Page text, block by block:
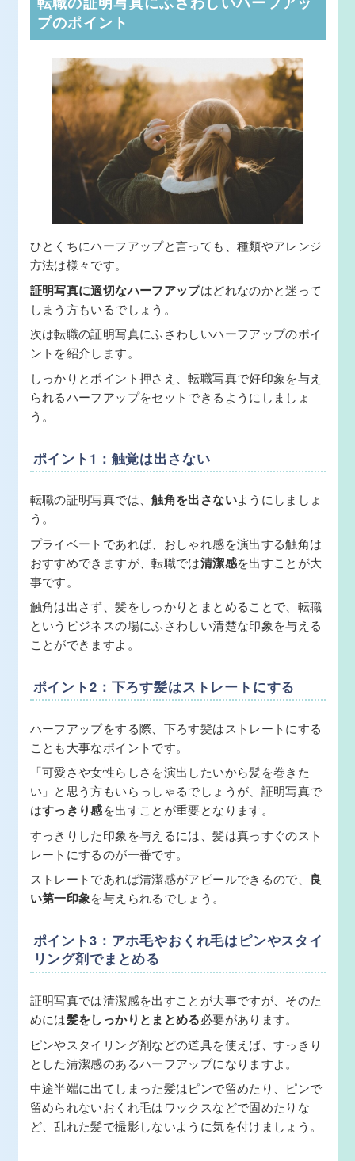
プのポイント
ひとくちにハーフアップと言っても、種類やアレンジ
方法は様々です。
証明写真に適切なハーフアップはどれなのかと迷って
しまう方もいるでしょう。
次は転職の証明写真にふさわしいハーフアップのポイ
ントを紹介します。
しっかりとポイント押さえ、転職写真で好印象を与え
られるハーフアップをセットできるようにしましょ
う。
ポイント1：触覚は出さない
転職の証明写真では、触角を出さないようにしましょ
う。
プライベートであれば、おしゃれ感を演出する触角は
おすすめできますが、転職では清潔感を出すことが大
事です。
触角は出さず、髪をしっかりとまとめることで、転職
というビジネスの場にふさわしい清楚な印象を与える
ことができますよ。
ポイント2：下ろす髪はストレートにする
ハーフアップをする際、下ろす髪はストレートにする
ことも大事なポイントです。
「可愛さや女性らしさを演出したいから髪を巻きた
い」と思う方もいらっしゃるでしょうが、証明写真で
はすっきり感を出すことが重要となります。
すっきりした印象を与えるには、髪は真っすぐのスト
レートにするのが一番です。
ストレートであれば清潔感がアピールできるので、 良
い第一印象を与えられるでしょう。
ポイント3：アホ毛やおくれ毛はピンやスタイ
リング剤でまとめる
証明写真では清潔感を出すことが大事ですが、そのた
めには髪をしっかりとまとめる必要があります。
ピンやスタイリング剤などの道具を使えば、すっきり
とした清潔感のあるハーフアップになりますよ。
中途半端に出てしまった髪はピンで留めたり、ピンで
留められないおくれ毛はワックスなどで固めたりな
ど、乱れた髪で撮影しないように気を付けましょう。